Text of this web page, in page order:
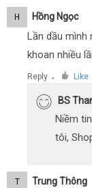
H Hồng Ngọc
Lần dầu mình
khoan nhiều
Reply ● Like
BS
Niềm
tôi,
T Trung Thông